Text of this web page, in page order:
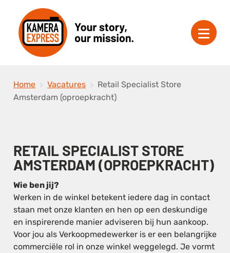
Home Vacatures
Retail Specialist Store
Amsterdam (oproepkracht)
RETAIL SPECIALIST STORE
AMSTERDAM (OPROEPKRACHT)
Wie ben jij?
Werken in de winkel betekent iedere dag in contact
staan met onze klanten en hen op een deskundige
en inspirerende manier adviseren bij hun aankoop.
Voor jou als Verkoopmedewerker is er een belangrijke
commerciële rol in onze winkel weggelegd. Je vormt